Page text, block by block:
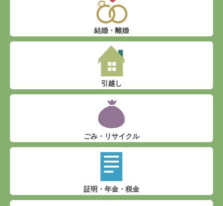
結婚・離婚
引越し
ごみ・リサイクル
証明・年金・税金